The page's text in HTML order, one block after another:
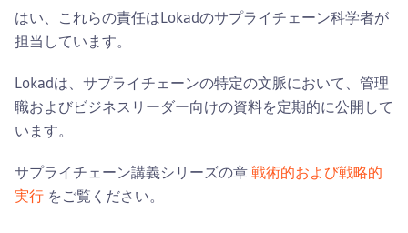
はい、これらの責任はLokadのサプライチェーン科学者が
担当しています。
Lokadは、サプライチェーンの特定の文脈において、管理
職およびビジネスリーダー向けの資料を定期的に公開して
います。
サプライチェーン講義シリーズの章 戦術的および戦略的
実行 をご覧ください。